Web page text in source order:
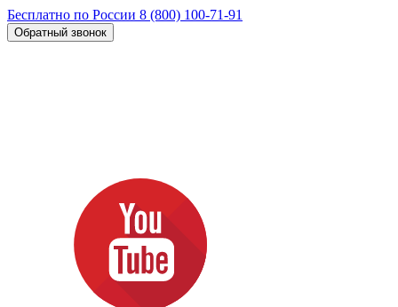
Бесплатно по России 8 (800) 100-71-91
Обратный звонок